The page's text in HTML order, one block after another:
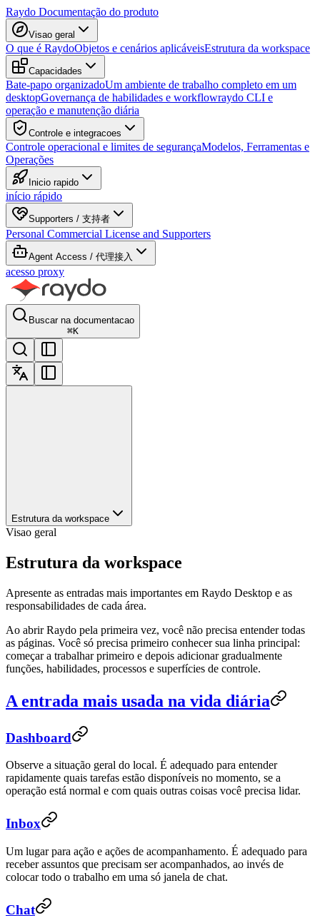
Raydo Documentação do produto
Visao geral
O que é RaydoObjetos e cenários aplicáveisEstrutura da workspace
Capacidades
Bate-papo organizadoUm ambiente de trabalho completo em um
desktopGovernança de habilidades e workflowraydo CLI e
operação e manutenção diária
Controle e integracoes
Controle operacional e limites de segurançaModelos, Ferramentas e
Operações
Inicio rapido
início rápido
Supporters / 支持者
Personal Commercial License and Supporters
Agent Access / 代理接入
acesso proxy
Buscar na documentacao
⌘K
Estrutura da workspace
Visao geral
Estrutura da workspace
Apresente as entradas mais importantes em Raydo Desktop e as
responsabilidades de cada área.
Ao abrir Raydo pela primeira vez, você não precisa entender todas
as páginas. Você só precisa primeiro conhecer sua linha principal:
começar a trabalhar primeiro e depois adicionar gradualmente
funções, habilidades, processos e superfícies de controle.
A entrada mais usada na vida diária
Dashboard
Observe a situação geral do local. É adequado para entender
rapidamente quais tarefas estão disponíveis no momento, se a
operação está normal e com quais outras coisas você precisa lidar.
Inbox
Um lugar para ação e ações de acompanhamento. É adequado para
receber assuntos que precisam ser acompanhados, ao invés de
colocar todo o trabalho em uma só janela de chat.
Chat